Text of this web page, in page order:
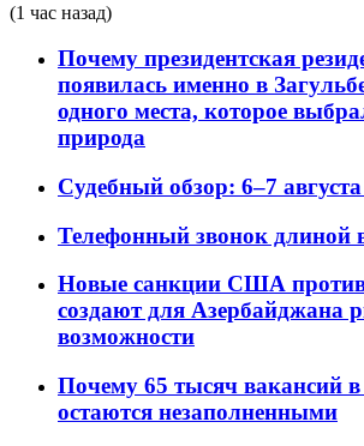
(1 час назад)
Почему президентская
появилась именно в
одного места, которое
природа
Судебный обзор: 6–7
Телефонный звонок длиной
Новые санкции США против
создают для Азербайджана
возможности
Почему 65 тысяч вакансий
остаются незаполненными